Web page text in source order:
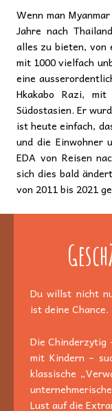
Wenn man
Jahre nach
alles zu bieten, von
mit 1000 vielfach
eine
Hkakabo Razi,
Südostasien. Er
ist heute einfach,
und die Einwohner
EDA von Reisen
sich dies bald
von 2011 bis 2021
Du willst nicht
ist deine Chance.
Die Chinderzytig
mit Kindern –
klassische
Lust auf die